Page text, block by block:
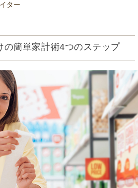
ター
の簡単家計術4つのステップ